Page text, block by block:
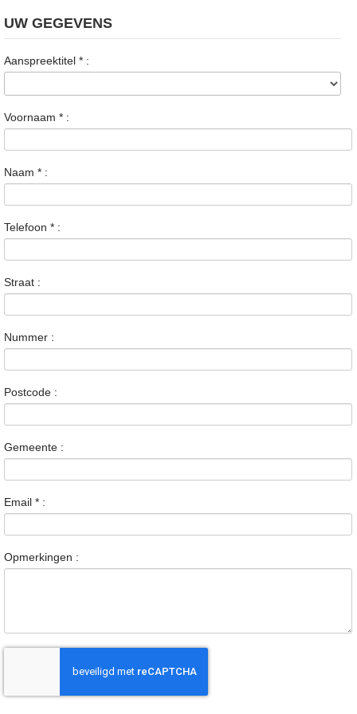
UW GEGEVENS
Aanspreektitel * :
Voornaam * :
Naam * :
Telefoon * :
Straat :
Nummer :
Postcode :
Gemeente :
Email * :
Opmerkingen :